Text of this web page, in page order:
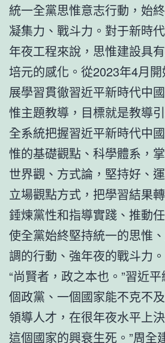
統一全黨思惟意志行動，始
凝集力、戰斗力。對于新時
年夜工程來說，思惟建設具
培元的感化。從2023年4月
展學習貫徹習近平新時代中
惟主題教導，目標就是教導
全系統把握習近平新時代中
惟的基礎觀點、科學體系，
世界觀、方式論，堅持好、
立場觀點方式，把學習結果
錘煉黨性和指導實踐、推動
使全黨始終堅持統一的思惟
調的行動、強年夜的戰斗力。
“尚賢者，政之本也。”習近
個政黨、一個國家能不克不
領導人才，在很年夜水平上
這個國家的興衰生死。”周全